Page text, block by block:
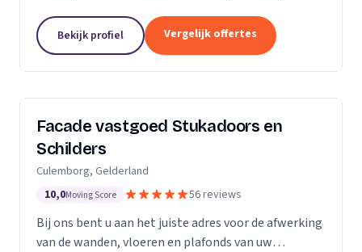
eigenaren als zakelijke klanten. Onze...
Bekijk profiel Vergelijk offertes
Facade vastgoed Stukadoors en
Schilders
Culemborg, Gelderland
10,0Moving Score 56 reviews
Bij ons bent u aan het juiste adres voor de afwerking
van de wanden, vloeren en plafonds van uw